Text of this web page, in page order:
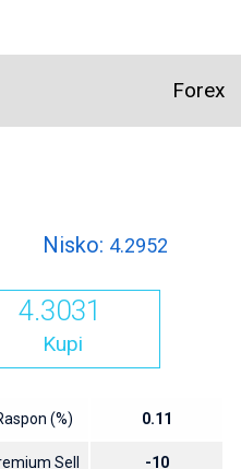
Forex
Nisko: 4.2952
4.3031
Kupi
(%) 0.11
Sell -10